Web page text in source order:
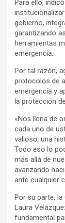
Para ello,
gobierno,
garantizando
herramientas
emergencia.
Por tal razón,
protocolos de
emergencia y
la protección
«Nos llena de
cada uno de
valioso, una
Todo eso lo
más allá de
avanzando
ante cualquier
Por su parte,
Laura
fundamental